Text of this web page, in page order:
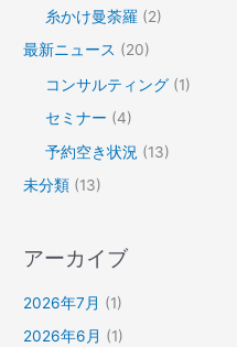
糸かけ曼荼羅 (2)
最新ニュース (20)
コンサルティング (1)
セミナー (4)
予約空き状況 (13)
未分類 (13)
アーカイブ
2026年7月 (1)
2026年6月 (1)